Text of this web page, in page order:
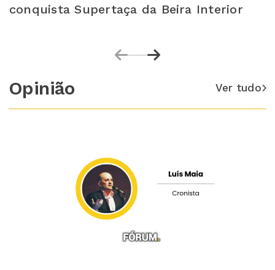
conquista Supertaça da Beira Interior
Opinião Ver tudo